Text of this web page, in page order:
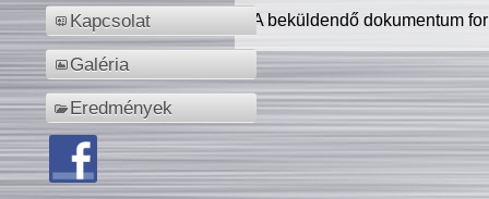
Kapcsolat
Galéria
Eredmények
A beküldendő dokumentum